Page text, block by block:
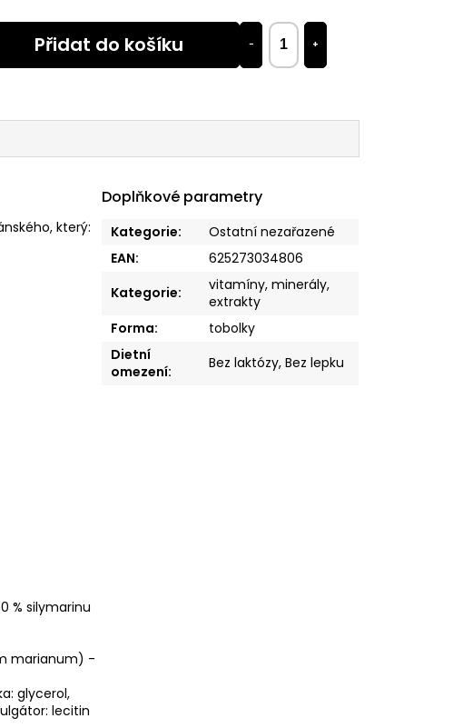
+
−
Přidat do košíku
který:
% silymarinu
marianum) -
glycerol,
lecitin
Doplňkové parametry
Kategorie:
Ostatní nezařazené
EAN:
625273034806
Kategorie:
vitamíny, minerály,
extrakty
Forma:
tobolky
Dietní
omezení: Bez laktózy, Bez lepku